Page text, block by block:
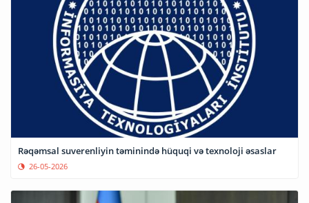
Rəqəmsal suverenliyin təminində hüquqi və texnoloji əsaslar
26-05-2026